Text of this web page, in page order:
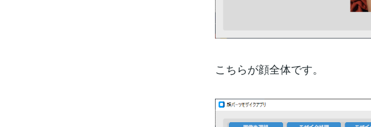
こちらが顔全体です。